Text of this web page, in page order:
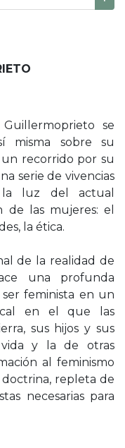
se
misma sobre su
recorrido por su
serie de vivencias
la luz del actual
de las mujeres: el
la ética.
de la realidad de
una profunda
feminista en un
en el que las
sus hijos y sus
y la de otras
al feminismo
repleta de
necesarias para